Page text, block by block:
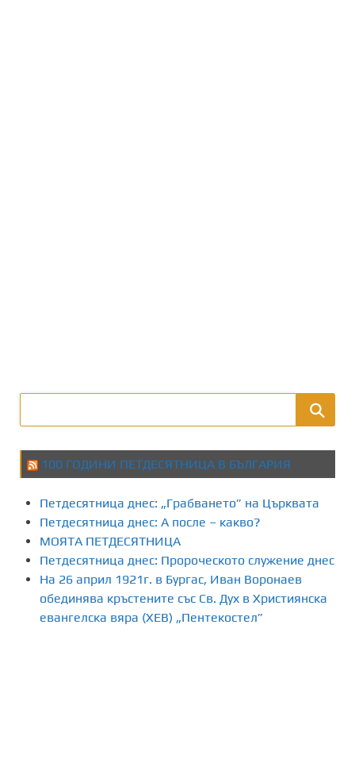
100 ГОДИНИ ПЕТДЕСЯТНИЦА В БЪЛГАРИЯ
Петдесятница днес: „Грабването” на Църквата
Петдесятница днес: А после – какво?
МОЯТА ПЕТДЕСЯТНИЦА
Петдесятница днес: Пророческото служение днес
На 26 април 1921г. в Бургас, Иван Воронаев
обединява кръстените със Св. Дух в Християнска
евангелска вяра (ХЕВ) „Пентекостел”